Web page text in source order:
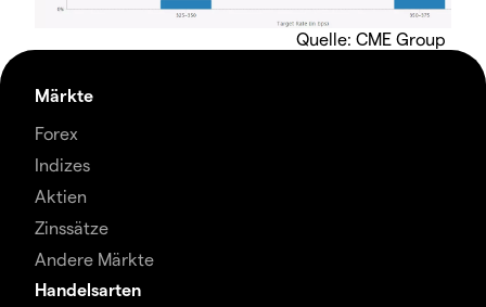
Quelle: CME Group
Märkte
Forex
Indizes
Aktien
Zinssätze
Andere Märkte
Handelsarten